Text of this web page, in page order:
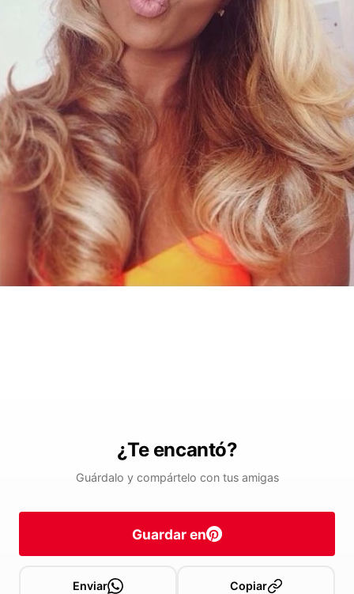
¿Te encantó?
Guárdalo y compártelo con tus amigas
Guardar en
Enviar Copiar